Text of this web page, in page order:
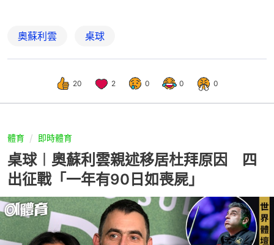
奧蘇利雲 桌球
20 2 0 0 0
體育 即時體育
桌球︱奧蘇利雲親述移居杜拜原因 四
出征戰「一年有90日如喪屍」